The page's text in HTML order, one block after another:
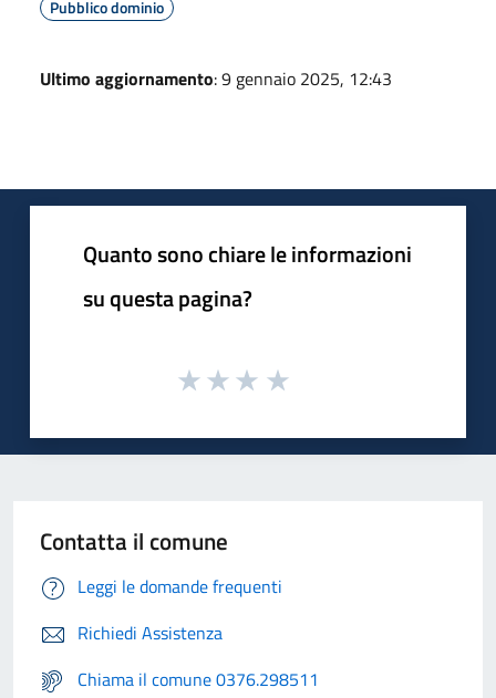
Pubblico dominio
Ultimo aggiornamento: 9 gennaio 2025, 12:43
Quanto sono chiare le informazioni
su questa pagina?
Contatta il comune
Leggi le domande frequenti
Richiedi Assistenza
Chiama il comune 0376.298511